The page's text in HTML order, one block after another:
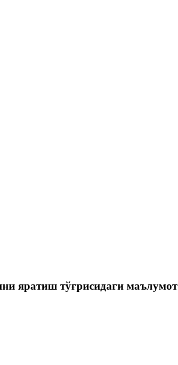
яратиш тўғрисидаги маълумот